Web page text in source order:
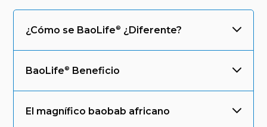
¿Cómo se BaoLife ¿Diferente?
BaoLife Beneficio
El magnífico baobab africano